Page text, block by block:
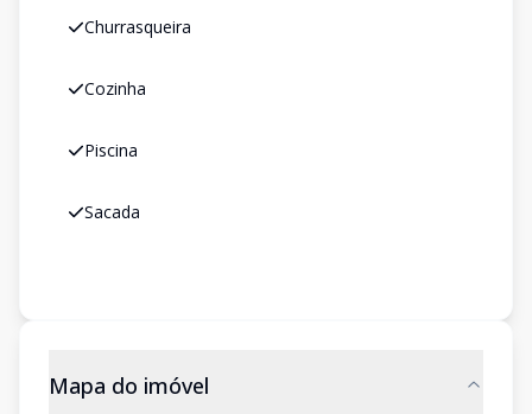
Churrasqueira
Cozinha
Piscina
Sacada
Mapa do imóvel